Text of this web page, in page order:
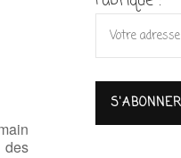
des